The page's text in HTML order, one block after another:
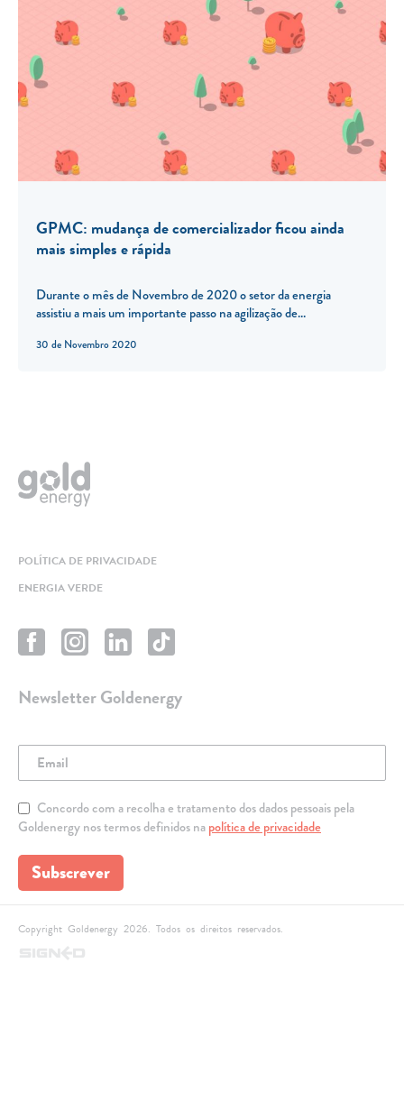
30 de Novembro 2020
GPMC: mudança de comercializador ficou ainda
mais simples e rápida
Durante o mês de Novembro de 2020 o setor da energia
assistiu a mais um importante passo na agilização de...
POLÍTICA DE PRIVACIDADE
ENERGIA VERDE
Newsletter Goldenergy
Concordo com a recolha e tratamento dos dados pessoais pela
Goldenergy nos termos definidos napolítica de privacidade
Subscrever
Copyright Goldenergy 2026. Todos os direitos reservados.